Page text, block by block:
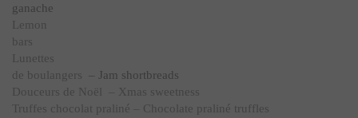
ganache
Lemon
bars
Lunettes
de boulangers – Jam shortbreads
Douceurs de Noël
– Xmas sweetness
Truffes chocolat praliné – Chocolate praliné truffles